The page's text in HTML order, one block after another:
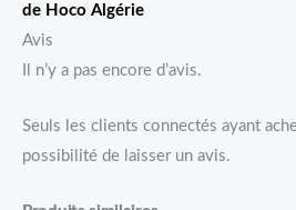
de Hoco Algérie
Avis
Il n’y a pas encore d’avis.
Seuls les clients connectés ayant
possibilité de laisser un avis.